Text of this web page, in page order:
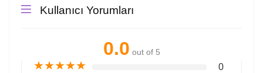
Kullanıcı Yorumları
0.0 out of 5
★★★★★ 0